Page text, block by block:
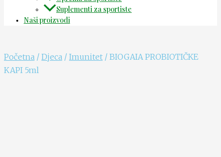
Suplementi za sportiste
Naši proizvodi
Početna / Djeca / Imunitet / BIOGAIA PROBIOTIČKE
KAPI 5ml